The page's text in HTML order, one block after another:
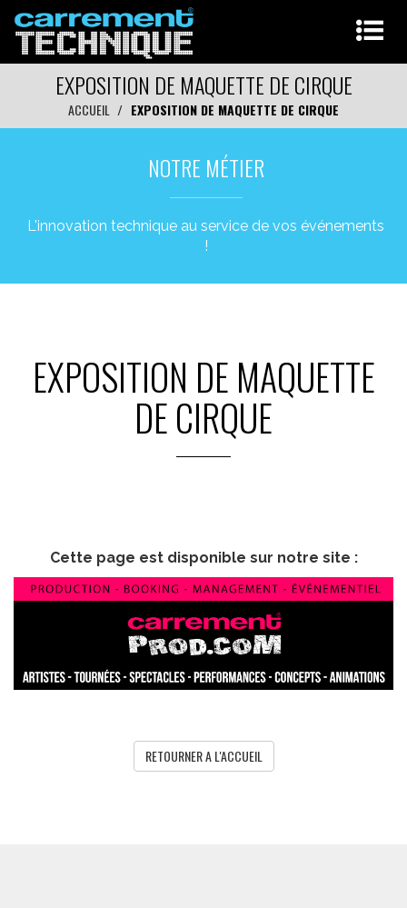
EXPOSITION DE MAQUETTE DE CIRQUE
ACCUEIL EXPOSITION DE MAQUETTE DE CIRQUE
NOTRE MÉTIER
L'innovation technique au service de vos événements
!
EXPOSITION DE MAQUETTE
DE CIRQUE
Cette page est disponible sur notre site :
RETOURNER A L'ACCUEIL